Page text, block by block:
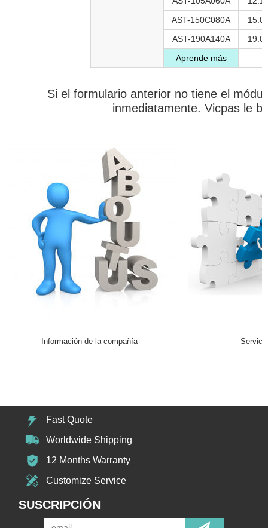
AST-150C080A
15.0
AST-190A140A
19.0
Aprende más
Si el formulario anterior no tiene el
inmediatamente. Vicpas le
Información de la compañía
Fast Quote
Worldwide Shipping
12 Months Warranty
Customize Service
SUSCRIPCIÓN